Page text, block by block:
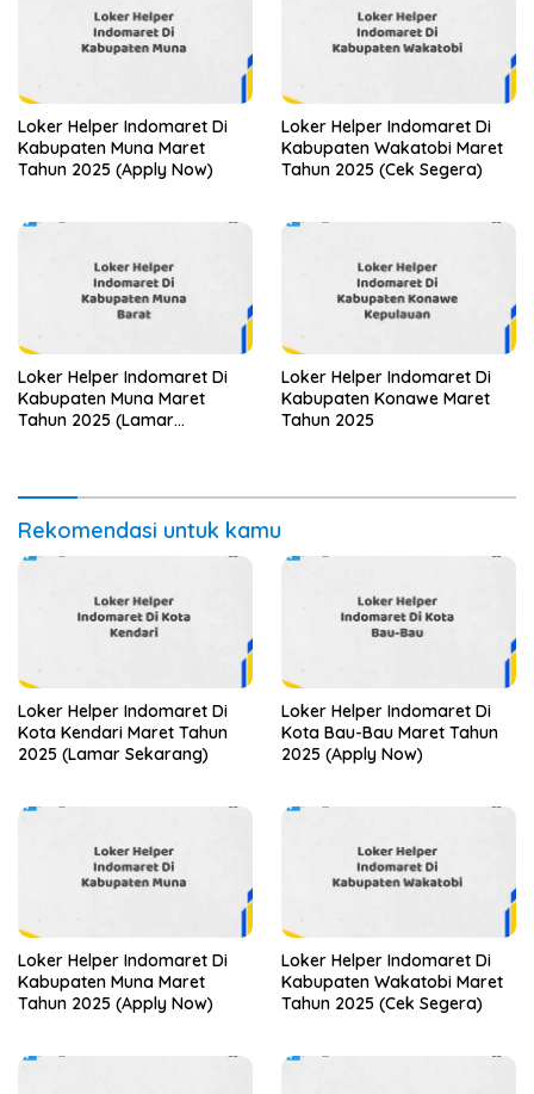
Loker Helper Indomaret Di
Kabupaten Muna Maret
Tahun 2025 (Apply Now)
Loker Helper Indomaret Di
Kabupaten Wakatobi Maret
Tahun 2025 (Cek Segera)
Loker Helper Indomaret Di
Kabupaten Muna Maret
Tahun 2025 (Lamar
Loker Helper Indomaret Di
Kabupaten Konawe Maret
Tahun 2025
Rekomendasi untuk kamu
Loker Helper Indomaret Di
Kota Kendari Maret Tahun
2025 (Lamar Sekarang)
Loker Helper Indomaret Di
Kota Bau-Bau Maret Tahun
2025 (Apply Now)
Loker Helper Indomaret Di
Kabupaten Muna Maret
Tahun 2025 (Apply Now)
Loker Helper Indomaret Di
Kabupaten Wakatobi Maret
Tahun 2025 (Cek Segera)